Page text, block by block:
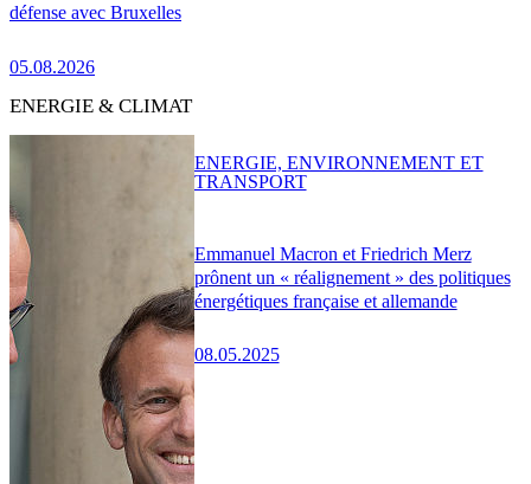
défense avec Bruxelles
05.08.2026
ENERGIE & CLIMAT
Emmanuel Macron et Friedrich Merz
prônent un « réalignement » des politiques
énergétiques française et allemande
08.05.2025
ENERGIE, ENVIRONNEMENT ET
TRANSPORT